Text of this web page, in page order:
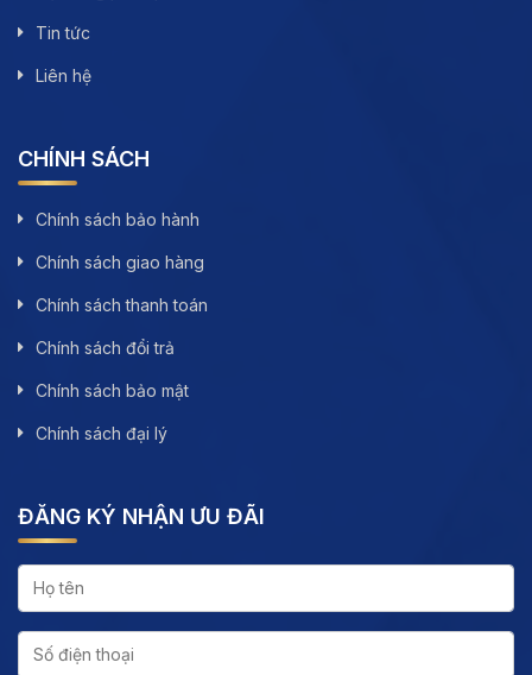
Tin tức
Liên hệ
CHÍNH SÁCH
Chính sách bảo hành
Chính sách giao hàng
Chính sách thanh toán
Chính sách đổi trả
Chính sách bảo mật
Chính sách đại lý
ĐĂNG KÝ NHẬN ƯU ĐÃI